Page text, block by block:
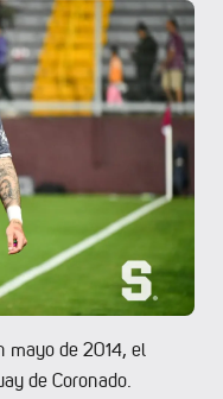
mayo de 2014, el
de Coronado.